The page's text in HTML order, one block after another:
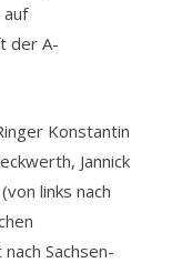
der A-
ger Konstantin
Jannick
links nach
Sachsen-